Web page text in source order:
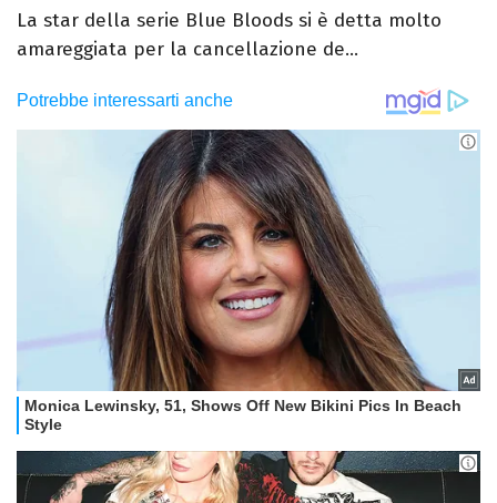
La star della serie Blue Bloods si è detta molto
amareggiata per la cancellazione de...